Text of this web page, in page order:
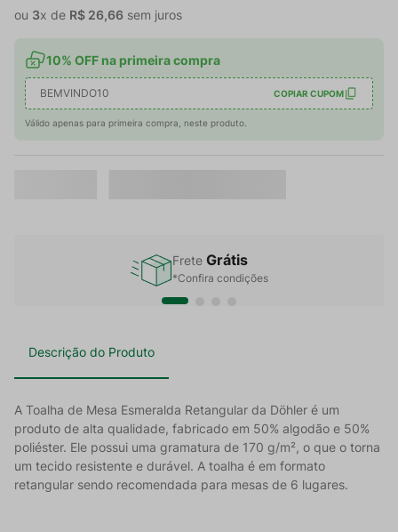
ou 3x de R$ 26,66 sem juros
10% OFF na primeira compra
BEMVINDO10 COPIAR CUPOM
Válido apenas para primeira compra, neste produto.
Frete Grátis
*Confira condições
Descrição do Produto
A Toalha de Mesa Esmeralda Retangular da Döhler é um
produto de alta qualidade, fabricado em 50% algodão e 50%
poliéster. Ele possui uma gramatura de 170 g/m², o que o torna
um tecido resistente e durável. A toalha é em formato
retangular sendo recomendada para mesas de 6 lugares.